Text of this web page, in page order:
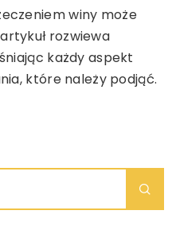
winy może
rozwiewa
każdy aspekt
które należy podjąć.